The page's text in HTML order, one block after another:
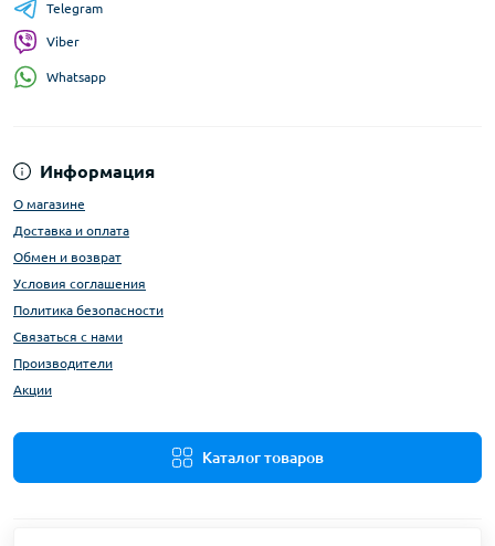
Информация
О магазине
Доставка и оплата
Обмен и возврат
Условия соглашения
Политика безопасности
Связаться с нами
Производители
Акции
Каталог товаров
Telegram
Viber
Whatsapp